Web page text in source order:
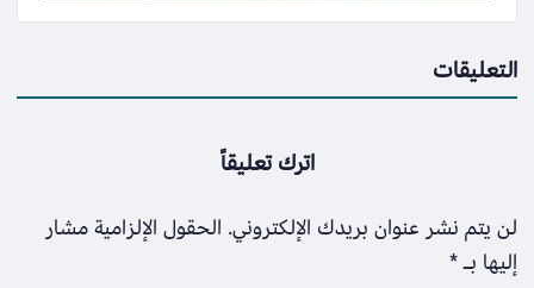
التعليقات
اترك تعليقاً
لن يتم نشر عنوان بريدك الإلكتروني. الحقول الإلزامية مشار
إليها بـ*